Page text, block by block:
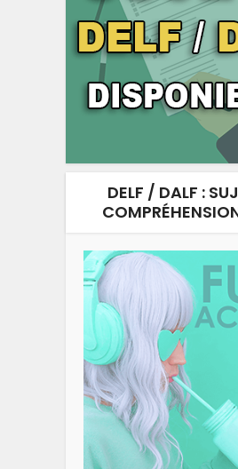
DELF / DALF :